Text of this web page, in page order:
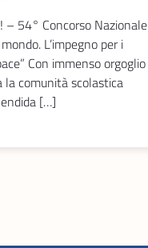
– 54° Concorso Nazionale
L’impegno per i
Con immenso orgoglio
comunità scolastica
[…]